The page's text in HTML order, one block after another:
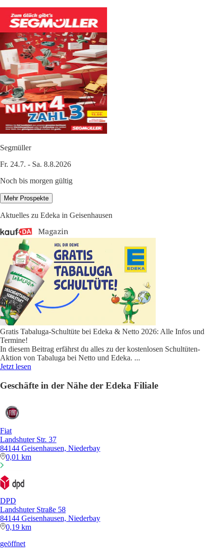
Segmüller
Fr. 24.7. - Sa. 8.8.2026
Noch bis morgen gültig
Mehr Prospekte
Aktuelles zu Edeka in Geisenhausen
Gratis Tabaluga-Schultüte bei Edeka & Netto 2026: Alle Infos und
Termine!
In diesem Beitrag erfährst du alles zu der kostenlosen Schultüten-
Aktion von Tabaluga bei Netto und Edeka. ...
Jetzt lesen
Geschäfte in der Nähe der Edeka Filiale
Fiat
Landshuter Str. 37
84144 Geisenhausen, Niederbay
0,01 km
DPD
Landshuter Straße 58
84144 Geisenhausen, Niederbay
0,19 km
geöffnet